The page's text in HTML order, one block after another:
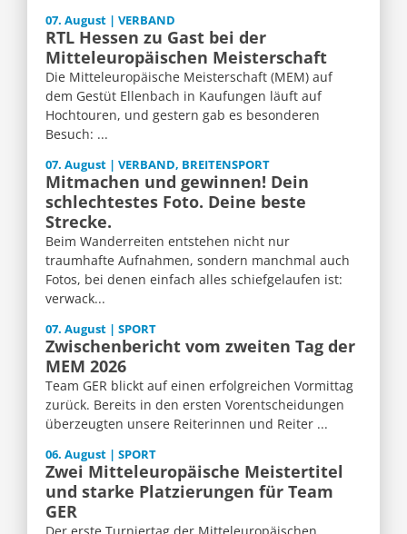
07. August | VERBAND
RTL Hessen zu Gast bei der
Mitteleuropäischen Meisterschaft
Die Mitteleuropäische Meisterschaft (MEM) auf
dem Gestüt Ellenbach in Kaufungen läuft auf
Hochtouren, und gestern gab es besonderen
Besuch: ...
07. August | VERBAND, BREITENSPORT
Mitmachen und gewinnen! Dein
schlechtestes Foto. Deine beste
Strecke.
Beim Wanderreiten entstehen nicht nur
traumhafte Aufnahmen, sondern manchmal auch
Fotos, bei denen einfach alles schiefgelaufen ist:
verwack...
07. August | SPORT
Zwischenbericht vom zweiten Tag der
MEM 2026
Team GER blickt auf einen erfolgreichen Vormittag
zurück. Bereits in den ersten Vorentscheidungen
überzeugten unsere Reiterinnen und Reiter ...
06. August | SPORT
Zwei Mitteleuropäische Meistertitel
und starke Platzierungen für Team
GER